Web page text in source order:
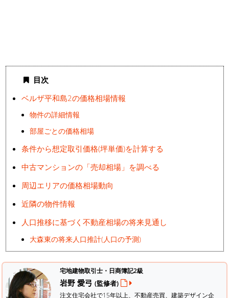
目次
ベルザ平和島2の価格相場情報
物件の詳細情報
部屋ごとの価格相場
条件から想定取引価格(坪単価)を計算する
中古マンションの「売却相場」を調べる
周辺エリアの価格相場動向
近隣の物件情報
人口推移に基づく不動産相場の将来見通し
大森東の将来人口推計(人口の予測)
宅地建物取引士・日商簿記2級
岩野 愛弓 (監修者)
注文住宅会社で15年以上、不動産売買、建築デザイン企